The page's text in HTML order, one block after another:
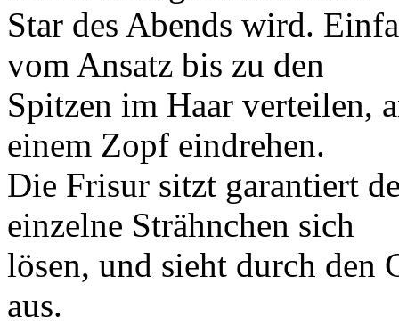
Star des Abends wird.
vom Ansatz bis zu den
Spitzen im Haar verteilen,
einem Zopf eindrehen.
Die Frisur sitzt garantiert
einzelne Strähnchen sich
lösen, und sieht durch den
aus.